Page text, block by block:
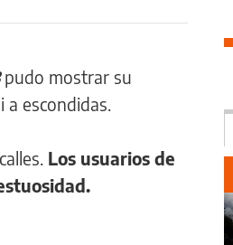
pudo mostrar su
escondidas.
Los usuarios de